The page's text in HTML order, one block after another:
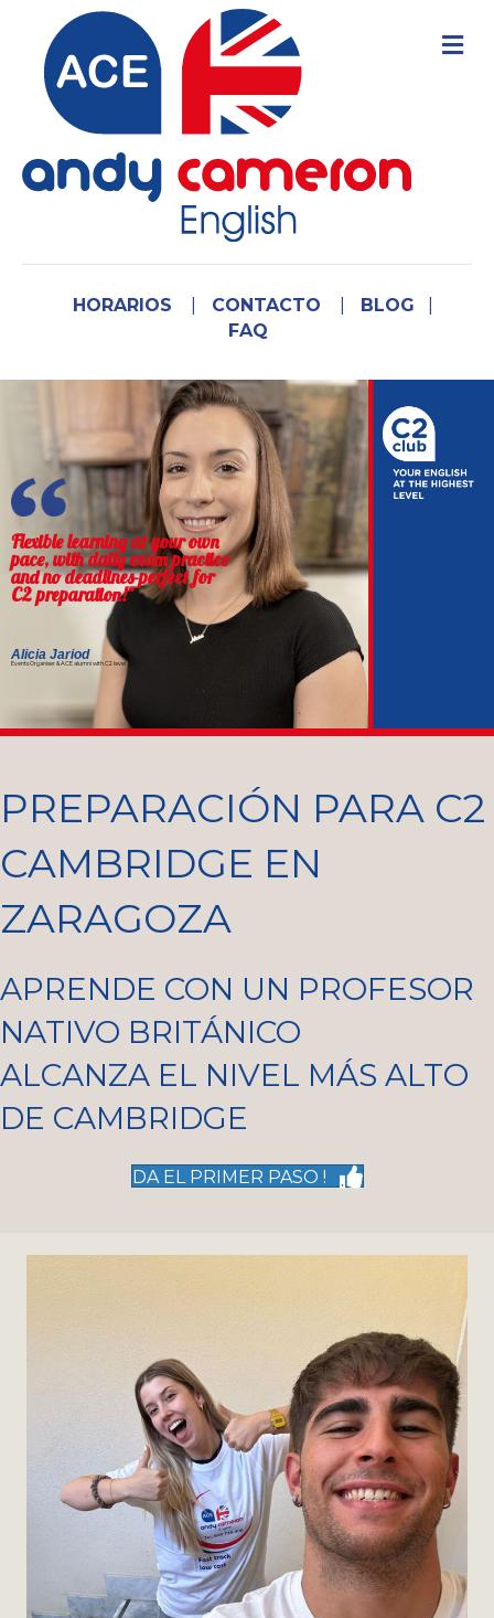
HORARIOS CONTACTO BLOG
FAQ
If you want to work abroad,
having the highest level of
English is a good starting
point."
Enrique Gaspar
Lawyer, Senior GRC Consultant in TELEFÓNICA
& ACE alumni with C2 level
PREPARACIÓN PARA C2
CAMBRIDGE EN
ZARAGOZA
APRENDE CON UN PROFESOR
NATIVO BRITÁNICO
ALCANZA EL NIVEL MÁS ALTO
DE CAMBRIDGE
DA EL PRIMER PASO !